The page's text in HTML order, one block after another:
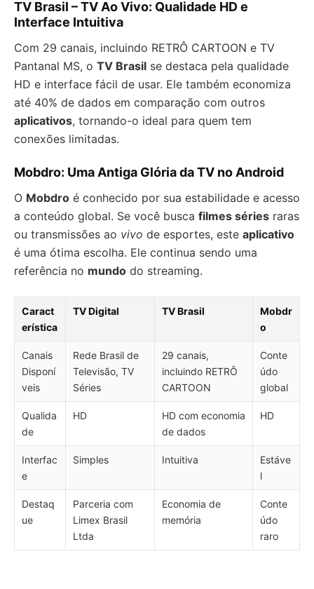
TV Brasil – TV Ao Vivo: Qualidade HD e
Interface Intuitiva
Com 29 canais, incluindo RETRÔ CARTOON e TV
Pantanal MS, o TV Brasil se destaca pela qualidade
HD e interface fácil de usar. Ele também economiza
até 40% de dados em comparação com outros
aplicativos, tornando-o ideal para quem tem
conexões limitadas.
Mobdro: Uma Antiga Glória da TV no Android
O Mobdro é conhecido por sua estabilidade e acesso
a conteúdo global. Se você busca filmes séries raras
ou transmissões ao vivo de esportes, este aplicativo
é uma ótima escolha. Ele continua sendo uma
referência no mundo do streaming.
Caract
erística
TV Digital TV Brasil
Mobdr
o
Canais
Disponí
veis
Rede Brasil de
Televisão, TV
Séries
29 canais,
incluindo RETRÔ
CARTOON
Conte
údo
global
Qualida
de
HD
HD com economia
de dados
HD
Interfac
e
Simples Intuitiva
Estáve
l
Destaq
ue
Parceria com
Limex Brasil
Ltda
Economia de
memória
Conte
údo
raro